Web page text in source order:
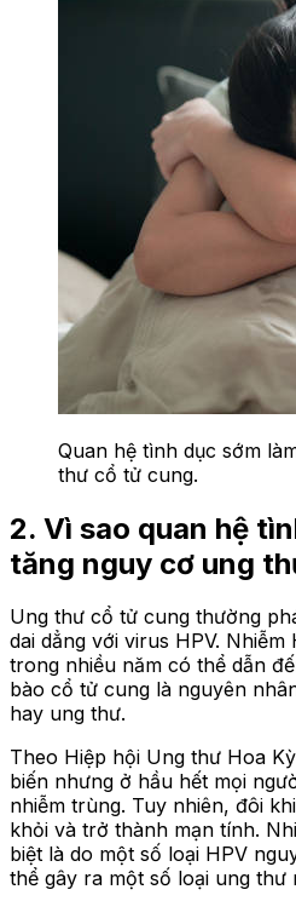
Quan hệ tình dục sớm
thư cổ tử cung.
2. Vì sao quan hệ
tăng nguy cơ ung
Ung thư cổ tử cung thường
dai dẳng với virus HPV.
trong nhiều năm có thể dẫn
bào cổ tử cung là nguyên
hay ung thư.
Theo Hiệp hội Ung thư Hoa
biến nhưng ở hầu hết mọi
nhiễm trùng. Tuy nhiên, đôi
khỏi và trở thành mạn tính.
biệt là do một số loại HPV
thể gây ra một số loại ung